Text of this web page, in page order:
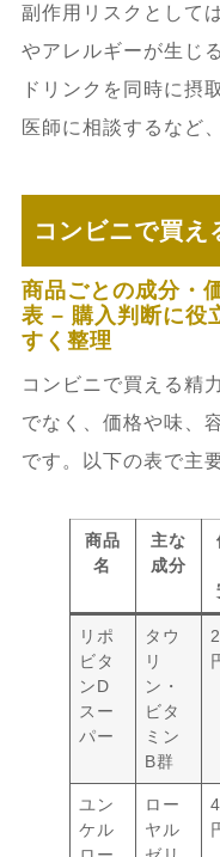
副作用リスクとして
やアレルギーが生じ
ドリンクを同時に摂
医師に相談するなど
コンビニで買え
商品ごとの成分・
表 – 購入判断に役
すく整理
コンビニで買える精
でなく、価格や味、
です。以下の表で主
商品
名
主な
成分
リポ
ビタ
ンD
スー
パー
タウ
リ
ン・
ビタ
ミン
B群
ユン
ケル
ロー
ヤル